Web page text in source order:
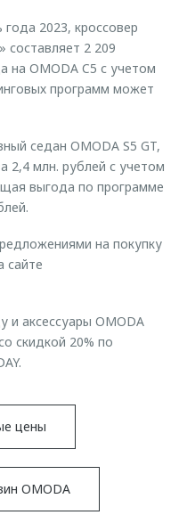
2023, кроссовер
составляет 2 209
на OMODA C5 с учетом
программ может
седан OMODA S5 GT,
2,4 млн. рублей с учетом
выгода по программе
на покупку
сайте
аксессуары OMODA
скидкой 20% по
цены
OMODA